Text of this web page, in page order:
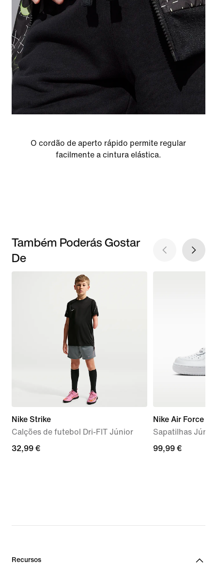
O cordão de aperto rápido permite regular
facilmente a cintura elástica.
Também Poderás Gostar
De
Nike Strike
Calções de futebol Dri-FIT Júnior
32,99
32,99 €
Nike Air Force 1
Sapatilhas Júnior
99,99
99,99 €
Recursos